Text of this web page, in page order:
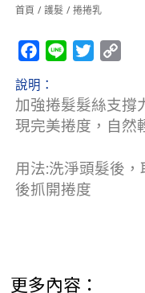
首頁 /護髮/ 捲捲乳
Facebook
Line Twitter
說明：
加強捲髮髮絲支撐
現完美捲度，自然
用法:洗淨頭髮後
後抓開捲度
更多內容：